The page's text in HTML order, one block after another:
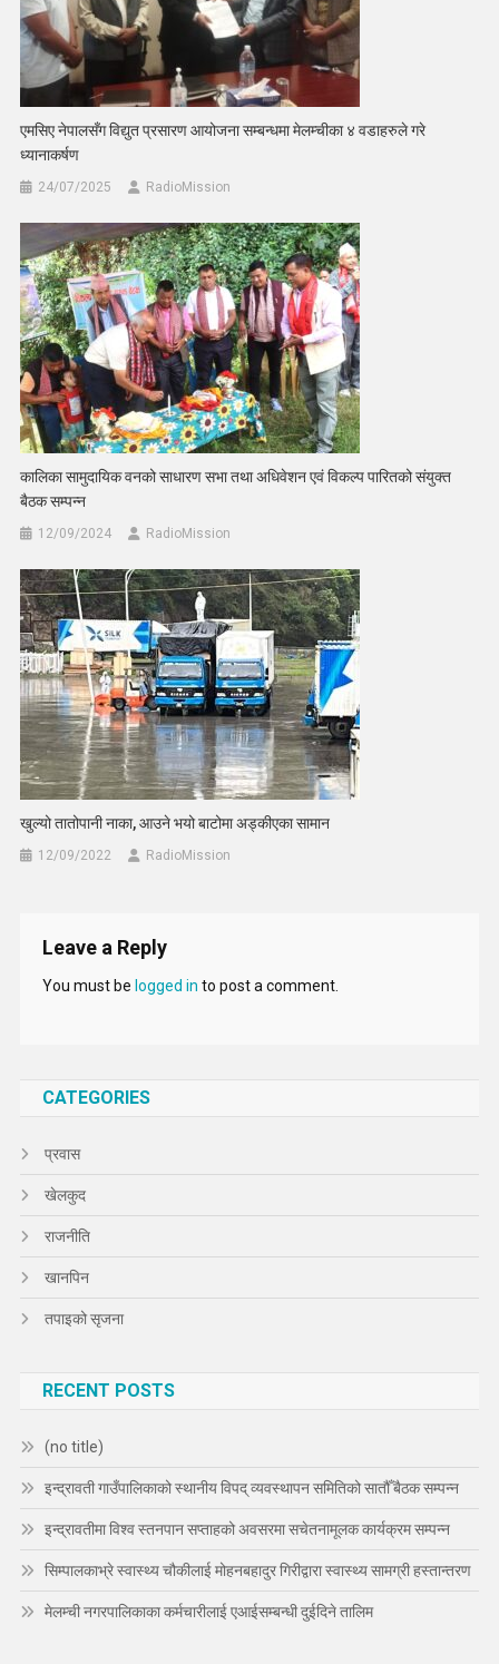
एमसिए नेपालसँग विद्युत प्रसारण आयोजना सम्बन्धमा मेलम्चीका ४ वडाहरुले गरे
ध्यानाकर्षण
24/07/2025 RadioMission
कालिका सामुदायिक वनको साधारण सभा तथा अधिवेशन एवं विकल्प पारितको संयुक्त
बैठक सम्पन्न
12/09/2024 RadioMission
खुल्यो तातोपानी नाका, आउने भयो बाटोमा अड्कीएका सामान
12/09/2022 RadioMission
Leave a Reply
You must be logged in to post a comment.
CATEGORIES
प्रवास
खेलकुद
राजनीति
खानपिन
तपाइको सृजना
RECENT POSTS
(no title)
इन्द्रावती गाउँपालिकाको स्थानीय विपद् व्यवस्थापन समितिको सातौँ बैठक सम्पन्न
इन्द्रावतीमा विश्व स्तनपान सप्ताहको अवसरमा सचेतनामूलक कार्यक्रम सम्पन्न
सिम्पालकाभ्रे स्वास्थ्य चौकीलाई मोहनबहादुर गिरीद्वारा स्वास्थ्य सामग्री हस्तान्तरण
मेलम्ची नगरपालिकाका कर्मचारीलाई एआईसम्बन्धी दुईदिने तालिम